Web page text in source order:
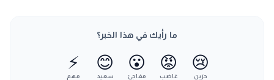
ما رأيك في هذا الخبر؟
😢
حزين
😡
غاضب
😮
مفاجئ
😊
سعيد
⚡
مهم